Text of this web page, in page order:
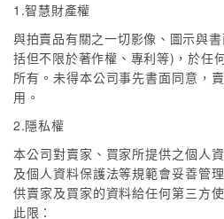
1.智慧財產權
與拍賣品有關之一切影像、圖示與
括但不限於著作權、專利等)，於任
所有。未得本公司事先書面同意，
用。
2.隱私權
本公司對賣家、買家所提供之個人
及個人資料保護法等規範會妥善管
供賣家及買家的資料給任何第三方
此限：